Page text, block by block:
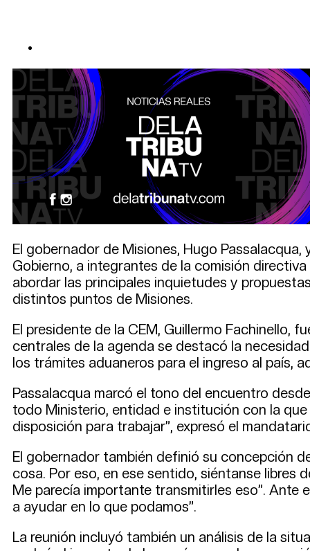
El gobernador de Misiones, Hugo
Gobierno, a integrantes de la comisión
abordar las principales inquietudes y
distintos puntos de Misiones.
El presidente de la CEM, Guillermo Fachinello,
centrales de la agenda se destacó la
los trámites aduaneros para el ingreso al país,
Passalacqua marcó el tono del encuentro
todo Ministerio, entidad e institución con la
disposición para trabajar”, expresó el
El gobernador también definió su concepción
cosa. Por eso, en ese sentido, siéntanse libres
Me parecía importante transmitirles eso”. Ante
a ayudar en lo que podamos”.
La reunión incluyó también un análisis de la